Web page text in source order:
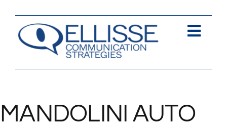
contenuto
MANDOLINI AUTO